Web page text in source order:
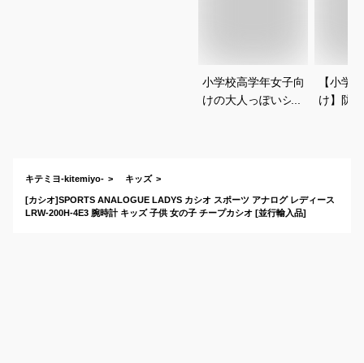
小学校高学年女子向
けの大人っぽいシン
【小学
け】防
キテミヨ-kitemiyo- キッズ
[カシオ]SPORTS ANALOGUE LADYS カシオ スポーツ アナログ レディース
LRW-200H-4E3 腕時計 キッズ 子供 女の子 チープカシオ [並行輸入品]